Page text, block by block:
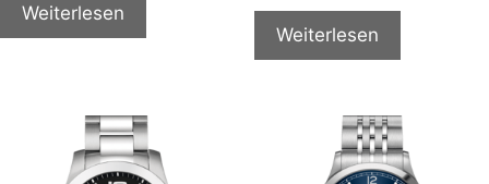
Weiterlesen
Weiterlesen